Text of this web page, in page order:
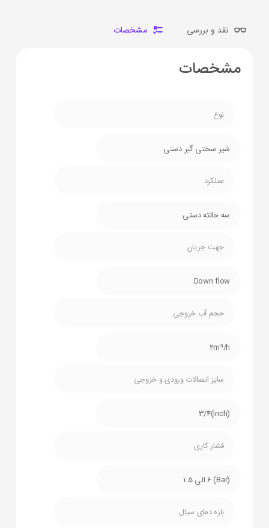
نقد و بررسی مشخصات
مشخصات
نوع
شیر سختی گیر دستی
عملکرد
سه حالته دستی
جهت جریان
Down flow
حجم آب خروجی
2m³/h
سایز اتصالات ورودی و خروجی
(inch)3/4
فشار کاری
(Bar) 6 الی 1.5
بازه دمای سیال